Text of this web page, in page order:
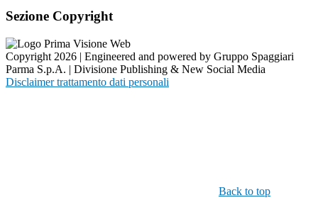
Sezione Copyright
Copyright 2026 | Engineered and powered by Gruppo Spaggiari
Parma S.p.A. | Divisione Publishing & New Social Media
Disclaimer trattamento dati personali
Back to top